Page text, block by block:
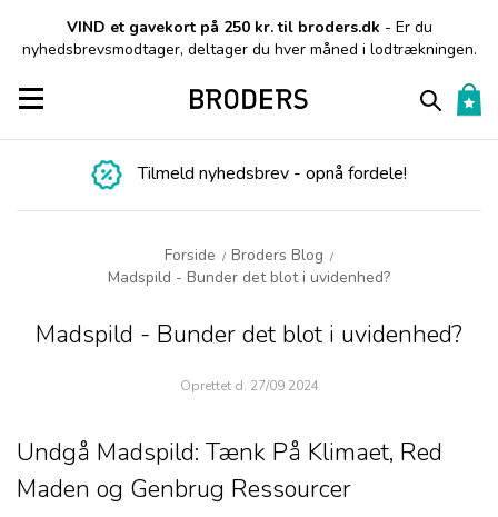
VIND et gavekort på 250 kr. til broders.dk - Er du
nyhedsbrevsmodtager, deltager du hver måned i lodtrækningen.
Toggle navigation
Tilmeld nyhedsbrev - opnå fordele!
Forside / Broders Blog /
Madspild - Bunder det blot i uvidenhed?
Madspild - Bunder det blot i uvidenhed?
Oprettet d. 27/09 2024
Undgå Madspild: Tænk På Klimaet, Red
Maden og Genbrug Ressourcer